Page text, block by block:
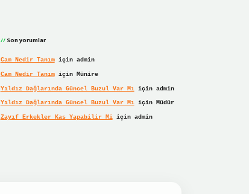
Son yorumlar
Cam Nedir Tanımiçin admin
Cam Nedir Tanımiçin Münire
Yıldız Dağlarında Güncel Buzul Var Mıiçin admin
Yıldız Dağlarında Güncel Buzul Var Mıiçin Müdür
Zayıf Erkekler Kas Yapabilir Miiçin admin